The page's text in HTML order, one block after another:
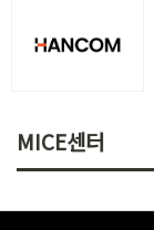
MICE센터